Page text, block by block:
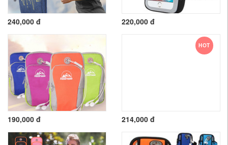
240,000 đ 220,000 đ
190,000 đ
HOT
214,000 đ